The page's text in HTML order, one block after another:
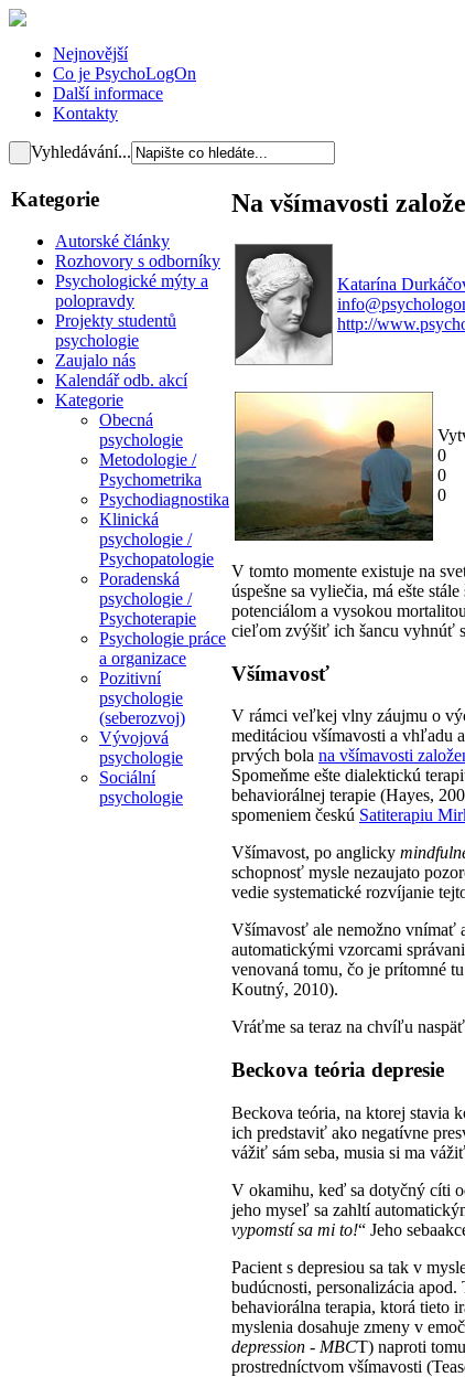
Nejnovější
Co je PsychoLogOn
Další informace
Kontakty
Vyhledávání...
Kategorie
Autorské články
Rozhovory s odborníky
Psychologické mýty a
polopravdy
Projekty studentů
psychologie
Zaujalo nás
Kalendář odb. akcí
Kategorie
Obecná
psychologie
Metodologie /
Psychometrika
Psychodiagnostika
Klinická
psychologie /
Psychopatologie
Poradenská
psychologie /
Psychoterapie
Psychologie práce
a organizace
Pozitivní
psychologie
(seberozvoj)
Vývojová
psychologie
Sociální
psychologie
Na všímavosti
Katarína
http://
0
0
0
V tomto momente existuje na
úspešne sa vyliečia, má ešte
potenciálom a vysokou
cieľom zvýšiť ich šancu vyhnúť
Všímavosť
V rámci veľkej vlny záujmu o
meditáciou všímavosti a vhľadu
prvých bola na všímavosti
Spomeňme ešte dialektickú
behaviorálnej terapie (Hayes,
spomeniem českú Satiterapiu
Všímavost, po anglicky
schopnosť mysle nezaujato
vedie systematické rozvíjanie
Všímavosť ale nemožno vnímať
automatickými vzorcami
venovaná tomu, čo je prítomné
Koutný, 2010).
Vráťme sa teraz na chvíľu
Beckova teória depresie
Beckova teória, na ktorej stavia
ich predstaviť ako negatívne
vážiť sám seba, musia si ma
V okamihu, keď sa dotyčný cíti
jeho myseľ sa zahltí
vypomstí sa mi to!“ Jeho
Pacient s depresiou sa tak v
budúcnosti, personalizácia
behaviorálna terapia, ktorá tieto
myslenia dosahuje zmeny v
depression - MBCT) naproti
prostredníctvom všímavosti